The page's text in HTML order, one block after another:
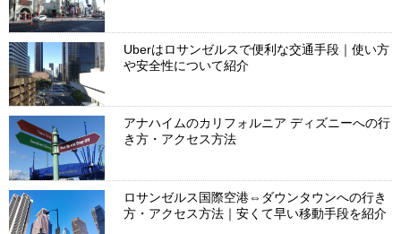
Uberはロサンゼルスで便利な交通手段｜使い方
や安全性について紹介
アナハイムのカリフォルニア ディズニーへの行
き方・アクセス方法
ロサンゼルス国際空港⇔ダウンタウンへの行き
方・アクセス方法｜安くて早い移動手段を紹介